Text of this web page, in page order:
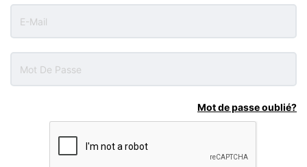
Mot de passe oublié?